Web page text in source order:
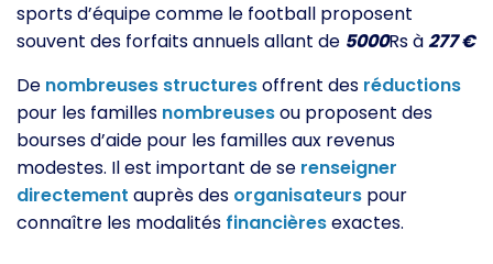
sports d’équipe comme le football proposent
souvent des forfaits annuels allant de 5000Rs à277 €
De nombreuses structuresoffrent des réductions
pour les familles nombreusesou proposent des
bourses d’aide pour les familles aux revenus
modestes. Il est important de se renseigner
directement auprès des organisateurs pour
connaître les modalités financièresexactes.